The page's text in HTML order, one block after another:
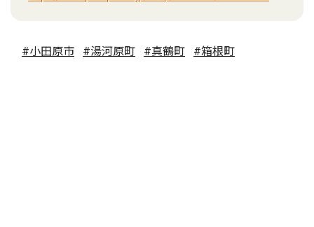
#小田原市 #湯河原町 #真鶴町 #箱根町